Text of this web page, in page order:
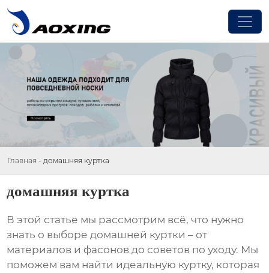
Главная - домашняя куртка
домашняя куртка
В этой статье мы рассмотрим всё, что нужно
знать о выборедомашней куртки – от
материалов и фасонов до советов по уходу. Мы
поможем вам найти идеальную куртку, которая